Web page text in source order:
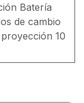
Batería
de cambio
10